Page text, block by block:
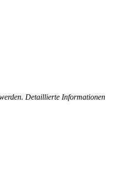
Detaillierte Informationen